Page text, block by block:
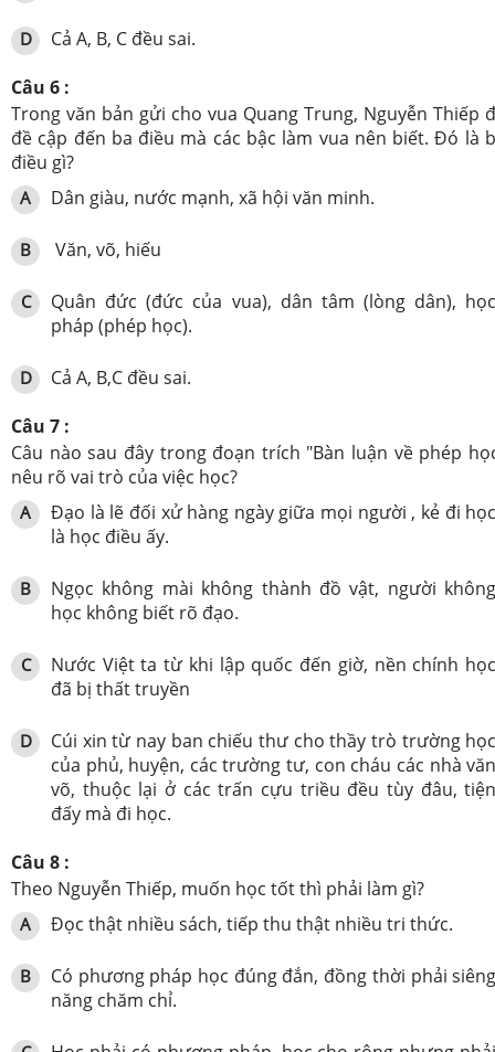
D
Cả A, B, C đều sai.
Câu 6 :
Trong văn bản gửi cho vua Quang Trung, Nguyễn Thiếp
đề cập đến ba điều mà các bậc làm vua nên biết. Đó là
điều gì?
A Dân giàu, nước mạnh, xã hội văn minh.
B Văn, võ, hiếu
C
Quân đức (đức của vua), dân tâm (lòng dân),
pháp (phép học).
D
Cả A, B,C đều sai.
Câu 7 :
Câu nào sau đây trong đoạn trích "Bàn luận về phép
nêu rõ vai trò của việc học?
A
Đạo là lẽ đối xử hàng ngày giữa mọi người , kẻ đi
là học điều ấy.
B
Ngọc không mài không thành đồ vật, người
học không biết rõ đạo.
C
Nước Việt ta từ khi lập quốc đến giờ, nền chính
đã bị thất truyền
D
Cúi xin từ nay ban chiếu thư cho thầy trò trường
của phủ, huyện, các trường tư, con cháu các nhà
võ, thuộc lại ở các trấn cựu triều đều tùy đâu,
đấy mà đi học.
Câu 8 :
Theo Nguyễn Thiếp, muốn học tốt thì phải làm gì?
A Đọc thật nhiều sách, tiếp thu thật nhiều tri thức.
B
Có phương pháp học đúng đắn, đồng thời phải
năng chăm chỉ.